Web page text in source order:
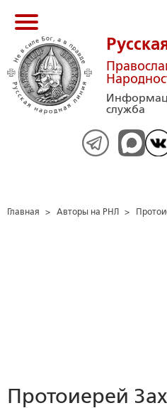
служба
Главная > Авторы на РНЛ >
Протоиерей